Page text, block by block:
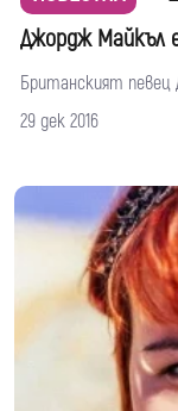
Джордж Майкъл
Британският певец
29 дек 2016